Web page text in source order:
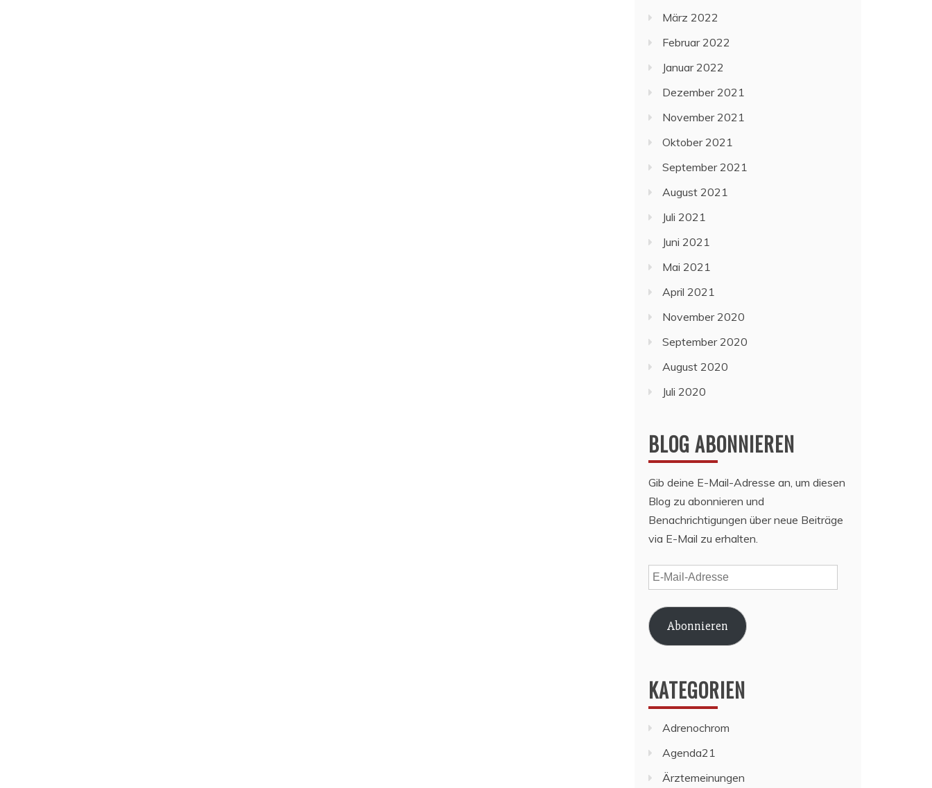
März 2022
Februar 2022
Januar 2022
Dezember 2021
November 2021
Oktober 2021
September 2021
August 2021
Juli 2021
Juni 2021
Mai 2021
April 2021
November 2020
September 2020
August 2020
Juli 2020
BLOG ABONNIEREN
Gib deine E-Mail-Adresse an, um diesen
Blog zu abonnieren und
Benachrichtigungen über neue Beiträge
via E-Mail zu erhalten.
E-
Mail-
Adresse
Abonnieren
KATEGORIEN
Adrenochrom
Agenda21
Ärztemeinungen